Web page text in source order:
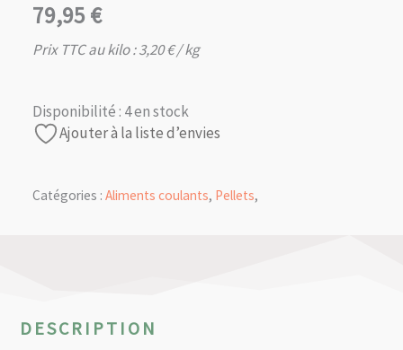
79,95€
Prix TTC au kilo :3,20€/ kg
Disponibilité : 4 en stock
Ajouter à la liste d’envies
Catégories : Aliments coulants, Pellets,
DESCRIPTION